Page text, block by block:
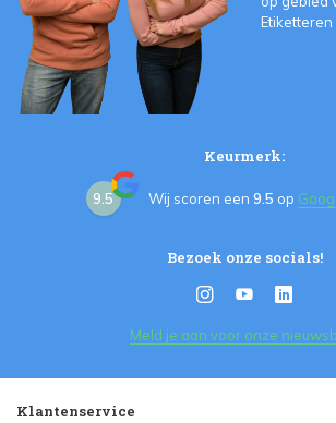
Keurmerk:
9.5 Wij scoren een 9.5 op
Bezoek onze socials!
Meld je aan voor onze
Klantenservice